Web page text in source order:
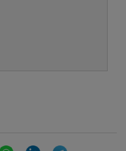
WhatsAppLinkedIn